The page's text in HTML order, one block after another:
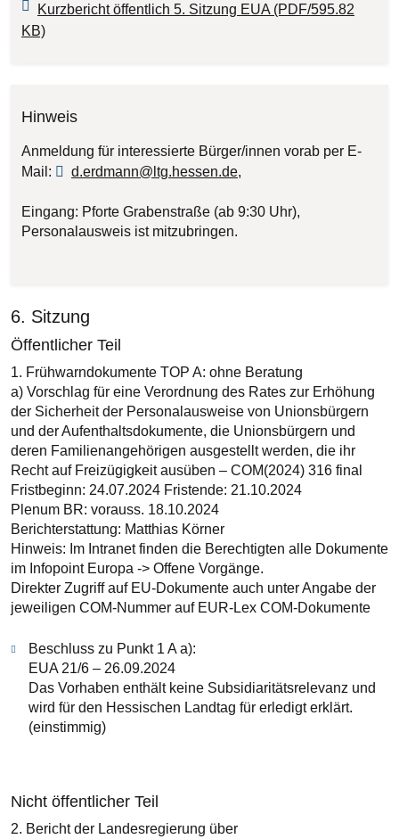
Kurzbericht öffentlich 5. Sitzung EUA (PDF/595.82
KB)
Hinweis
Anmeldung für interessierte Bürger/innen vorab per E-
Mail:
d.erdmann@ltg.hessen.de,
Eingang: Pforte Grabenstraße (ab 9:30 Uhr),
Personalausweis ist mitzubringen.
6. Sitzung
Öffentlicher Teil
1. Frühwarndokumente TOP A: ohne Beratung
a) Vorschlag für eine Verordnung des Rates zur Erhöhung
der Sicherheit der Personalausweise von Unionsbürgern
und der Aufenthaltsdokumente, die Unionsbürgern und
deren Familienangehörigen ausgestellt werden, die ihr
Recht auf Freizügigkeit ausüben – COM(2024) 316 final
Fristbeginn: 24.07.2024 Fristende: 21.10.2024
Plenum BR: vorauss. 18.10.2024
Berichterstattung: Matthias Körner
Hinweis: Im Intranet finden die Berechtigten alle Dokumente
im Infopoint Europa -> Offene Vorgänge.
Direkter Zugriff auf EU-Dokumente auch unter Angabe der
jeweiligen COM-Nummer auf EUR-Lex COM-Dokumente
Beschluss zu Punkt 1 A a):
EUA 21/6 – 26.09.2024
Das Vorhaben enthält keine Subsidiaritätsrelevanz und
wird für den Hessischen Landtag für erledigt erklärt.
(einstimmig)
Nicht öffentlicher Teil
2. Bericht der Landesregierung über